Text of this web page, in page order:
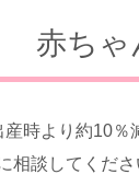
赤ちゃ
時より約10％
相談してくださ